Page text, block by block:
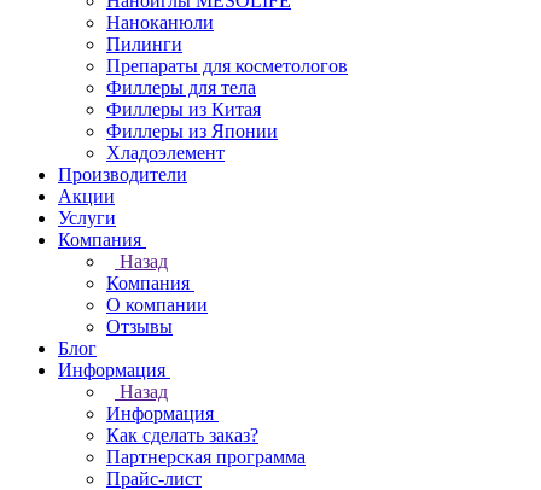
Наноканюли
Пилинги
Препараты для косметологов
Филлеры для тела
Филлеры из Китая
Филлеры из Японии
Хладоэлемент
Производители
Акции
Услуги
Компания
Назад
Компания
О компании
Отзывы
Блог
Информация
Назад
Информация
Как сделать заказ?
Партнерская программа
Прайс-лист